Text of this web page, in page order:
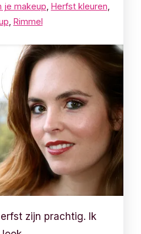
je makeup Herfst kleuren
Rimmel
zijn prachtig. Ik